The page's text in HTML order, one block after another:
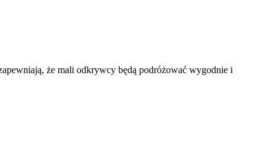
że mali odkrywcy będą podróżować wygodnie i